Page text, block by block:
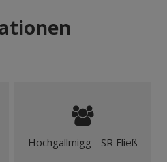
Hochgallmigg - SR Fließ